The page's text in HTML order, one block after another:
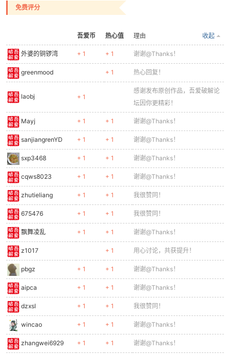
52
po
jie.
免费评分
吾爱币 热心值 收起
理由
外婆的铜锣湾 + 1 + 1 谢谢@Thanks！
greenmood + 1 热心回复！
laobj + 1
感谢发布原创作品，吾爱破解论
坛因你更精彩！
Mayj + 1 + 1 谢谢@Thanks！
sanjiangrenYD + 1 + 1 谢谢@Thanks！
sxp3468 + 1 + 1 谢谢@Thanks！
cqws8023 + 1 + 1 谢谢@Thanks！
zhutieliang + 1 + 1 我很赞同！
675476 + 1 + 1 我很赞同！
飘舞凌乱 + 1 + 1 谢谢@Thanks！
z1017 + 1 用心讨论，共获提升！
pbgz + 1 + 1 谢谢@Thanks！
aipca + 1 + 1 谢谢@Thanks！
dzxsl + 1 + 1 我很赞同！
wincao + 1 + 1 谢谢@Thanks！
zhangwei6929 + 1 + 1 谢谢@Thanks！